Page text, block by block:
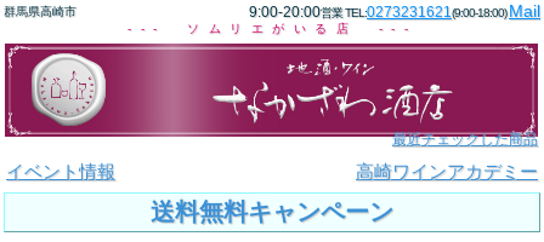
群馬県高崎市 9:00-20:00営業 TEL:0273231621(9:00-18:00)Mail
--- ソムリエがいる店 ---
最近チェックした商品
イベント情報 高崎ワインアカデミー
送料無料キャンペーン